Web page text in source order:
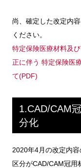
尚、確定した改定内
ください。
特定保険医療材料及
正に伴う 特定保険医
て(PDF)
1.CAD/CAM
分化
2020年4月の改定内
区分がCAD/CAM冠